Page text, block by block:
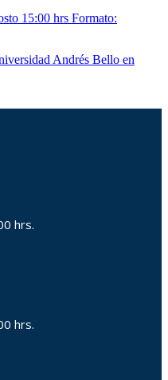
15:00 hrs Formato:
Andrés Bello en